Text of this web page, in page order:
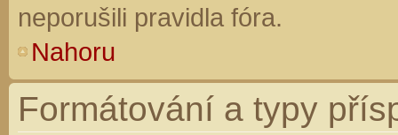
neporušili pravidla fóra.
Nahoru
Formátování a typy